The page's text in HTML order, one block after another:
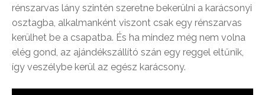
rénszarvas lány szintén szeretne bekerülni a karácsonyi
osztagba, alkalmanként viszont csak egy rénszarvas
kerülhet be a csapatba. És ha mindez még nem volna
elég gond, az ajándékszállító szán egy reggel eltűnik,
így veszélybe kerül az egész karácsony.